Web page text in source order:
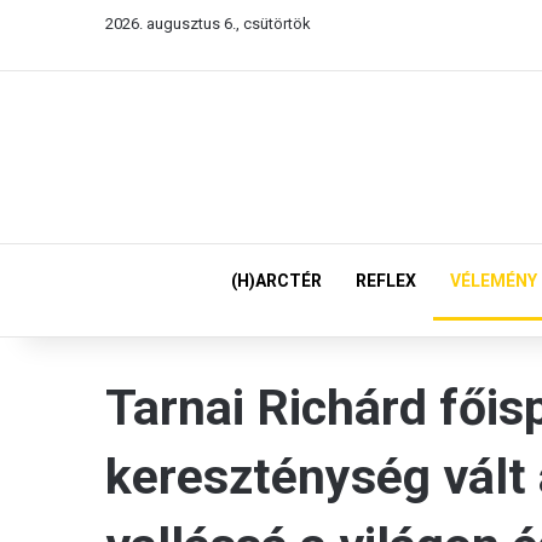
2026. augusztus 6., csütörtök
(H)ARCTÉR REFLEX VÉLEMÉNY
Tarnai Richárd
kereszténység